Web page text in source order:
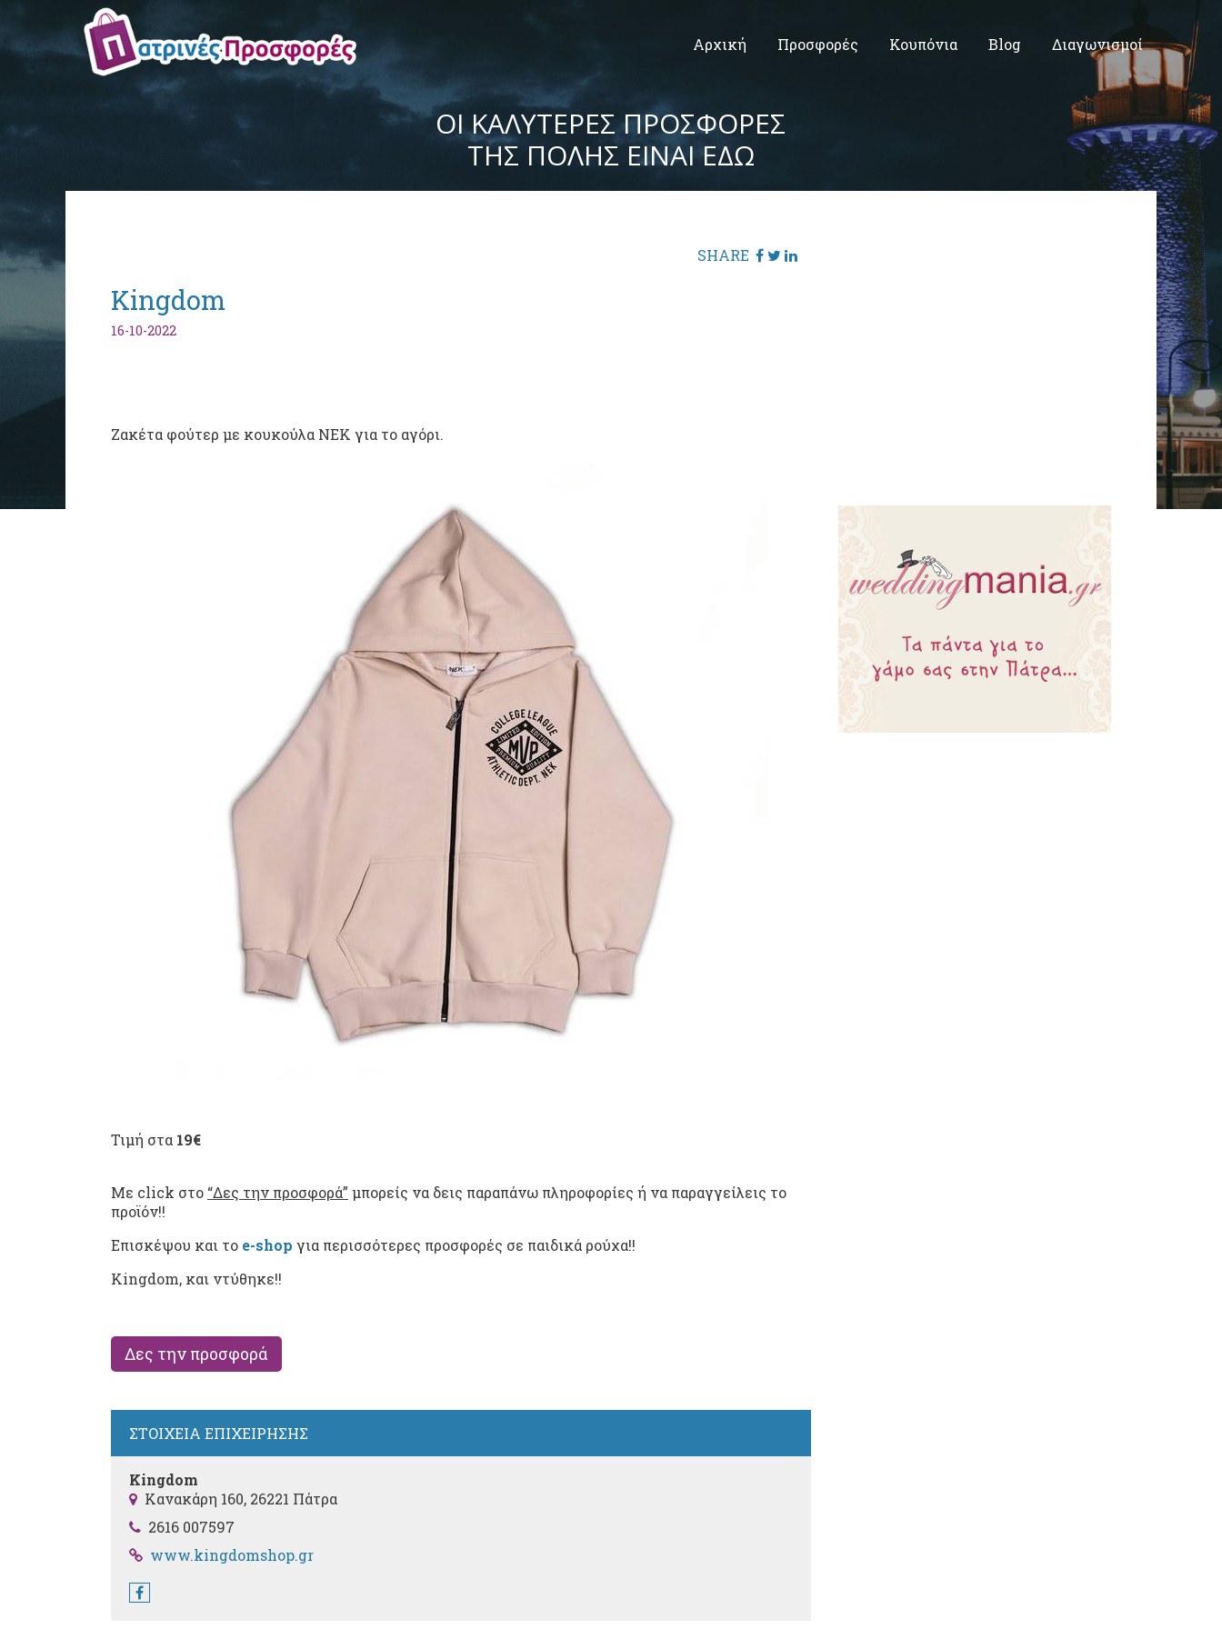
Αρχική Προσφορές Κουπόνια Blog Διαγωνισμοί
ΟΙ ΚΑΛΥΤΕΡΕΣ ΠΡΟΣΦΟΡΕΣ
ΤΗΣ ΠΟΛΗΣ ΕΙΝΑΙ ΕΔΩ
SHARE
Kingdom
16-10-2022
Ζακέτα φούτερ με κουκούλα ΝΕΚ για το αγόρι.
Τιμή στα 19€
Με click στο “Δες την προσφορά” μπορείς να δεις παραπάνω πληροφορίες ή να παραγγείλεις το
προϊόν!!
Επισκέψου και το e-shop για περισσότερες προσφορές σε παιδικά ρούχα!!
Kingdom, και ντύθηκε!!
Δες την προσφορά
ΣΤΟΙΧΕΙΑ ΕΠΙΧΕΙΡΗΣΗΣ
Kingdom
Κανακάρη 160, 26221 Πάτρα
2616 007597
www.kingdomshop.gr